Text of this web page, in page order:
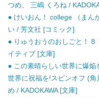
つめ、 三嶋 くろね /
● けいおん！ college （まん
い / 芳文社 [コミック]
● りゅうおうのおしごと！ 8
イティブ [文庫]
● この素晴らしい世界に爆
世界に祝福を!スピンオフ (
め / KADOKAWA [文庫]